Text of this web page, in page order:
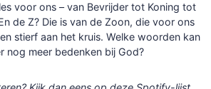
voor ons – van Bevrijder tot Koning tot
de Z? Die is van de Zoon, die voor ons
stierf aan het kruis. Welke woorden kan
nog meer bedenken bij God?